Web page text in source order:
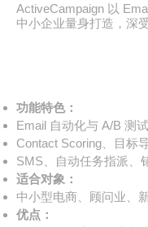
ActiveCampaign 以
中小企业量身打造，深
功能特色：
Email 自动化与 A/B 测试
Contact Scoring、目标
SMS、自动任务指派、
适合对象：
中小型电商、顾问业、
优点：